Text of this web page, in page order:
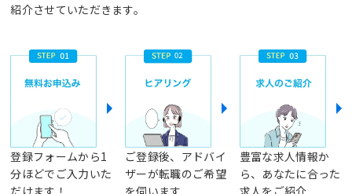
紹介させていただきます。
登録フォームから1
分ほどでご入力いた
だけます！
ご登録後、アドバイ
ザーが転職のご希望
を伺います
豊富な求人情報か
ら、あなたに合った
求人をご紹介